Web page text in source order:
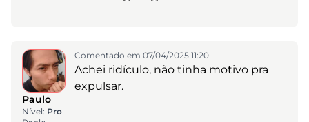
Paulo
Nível: Pro
Comentado em 07/04/2025 11:20
Achei ridículo, não tinha motivo pra
expulsar.